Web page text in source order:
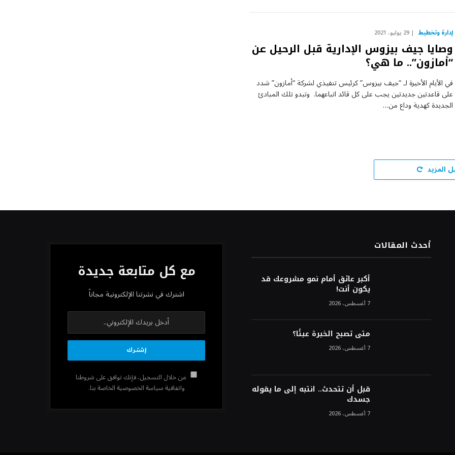
إدارة وتخطيط 29 يوليو، 2021
وصايا جيف بيزوس الإدارية قبل الرحيل عن
“أمازون”.. ما هي؟
في الأيام الأخيرة لـ “جيف بيزوس” كرئيس تنفيذي لشركة “أمازون” شدد
على قاعدتين جديدتين يجب على كل قائد اتباعهما. وتبدو تلك المبادئ
الجديدة كهدية وداع من…
المزيد
أحدث المقالات
أكبر عائق أمام نمو مشروعك قد
يكون أنت!
7 أغسطس، 2026
متى تصبح الخبرة عبئًا؟
7 أغسطس، 2026
قبل أن تتحدث.. انتبه إلى ما يقوله
جسدك
7 أغسطس، 2026
مع كل متابعة جديدة
اشترك في نشرتنا الإلكترونية مجاناً
من خلال التسجيل، فإنك توافق على شروطنا
واتفاقية سياسة الخصوصية الخاصة بنا.